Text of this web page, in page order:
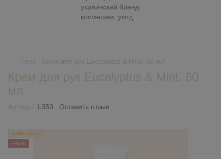
Крем для рук Eucalyptus & Mint, 60
мл
L350 Оставить отзыв
JUNE SALE
−30%